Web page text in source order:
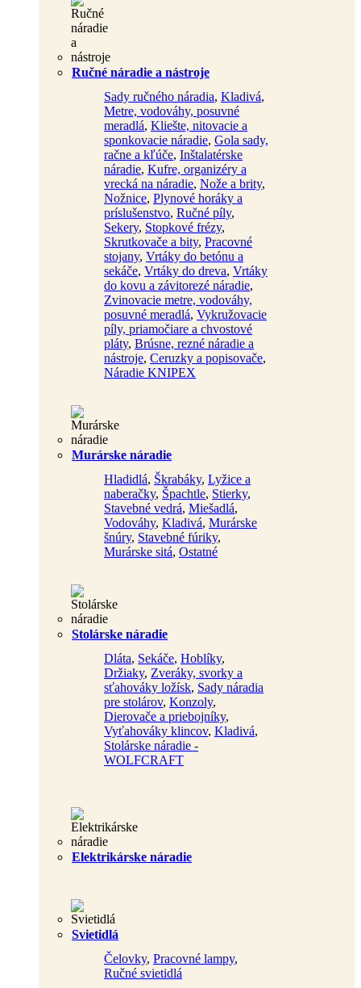
Ručné náradie a nástroje
Sady ručného náradia, Kladivá,
Metre, vodováhy, posuvné
meradlá, Kliešte, nitovacie a
sponkovacie náradie, Gola sady,
račne a kľúče, Inštalatérske
náradie, Kufre, organizéry a
vrecká na náradie, Nože a brity,
Nožnice, Plynové horáky a
príslušenstvo, Ručné píly,
Sekery, Stopkové frézy,
Skrutkovače a bity, Pracovné
stojany, Vrtáky do betónu a
sekáče, Vrtáky do dreva, Vrtáky
do kovu a závitorezé náradie,
Zvinovacie metre, vodováhy,
posuvné meradlá, Vykružovacie
píly, priamočiare a chvostové
pláty, Brúsne, rezné náradie a
nástroje, Ceruzky a popisovače,
Náradie KNIPEX
Murárske náradie
Hladidlá, Škrabáky, Lyžice a
naberačky, Špachtle, Stierky,
Stavebné vedrá, Miešadlá,
Vodováhy, Kladivá, Murárske
šnúry, Stavebné fúriky,
Murárske sitá, Ostatné
Stolárske náradie
Dláta, Sekáče, Hoblíky,
Držiaky, Zveráky, svorky a
sťahováky ložísk, Sady náradia
pre stolárov, Konzoly,
Dierovače a priebojníky,
Vyťahováky klincov, Kladivá,
Stolárske náradie -
WOLFCRAFT
Elektrikárske náradie
Svietidlá
Čelovky, Pracovné lampy,
Ručné svietidlá